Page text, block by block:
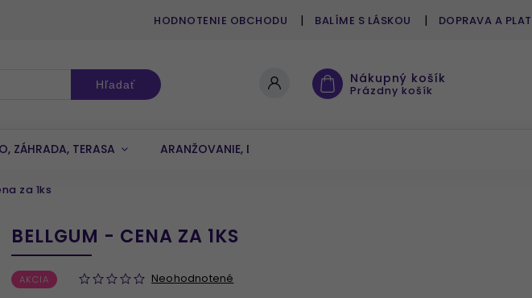
HODNOTENIE OBCHODU BALÍME S LÁSKOU DOPRAVA A
Hľadať Nákupný košík
Prázdny košík
ZÁHRADA, TERASA ARANŽOVANIE, DEKOROVANIE
za 1ks
BELLGUM - CENA ZA 1KS
AKCIA Neohodnotené